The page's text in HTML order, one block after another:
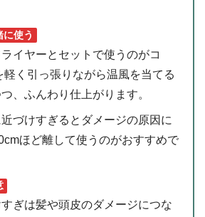
使う
イヤーとセットで使うのがコ
軽く引っ張りながら温風を当てる
、ふんわり仕上がります。
づけすぎるとダメージの原因に
ほど離して使うのがおすすめで
ぎは髪や頭皮のダメージにつな